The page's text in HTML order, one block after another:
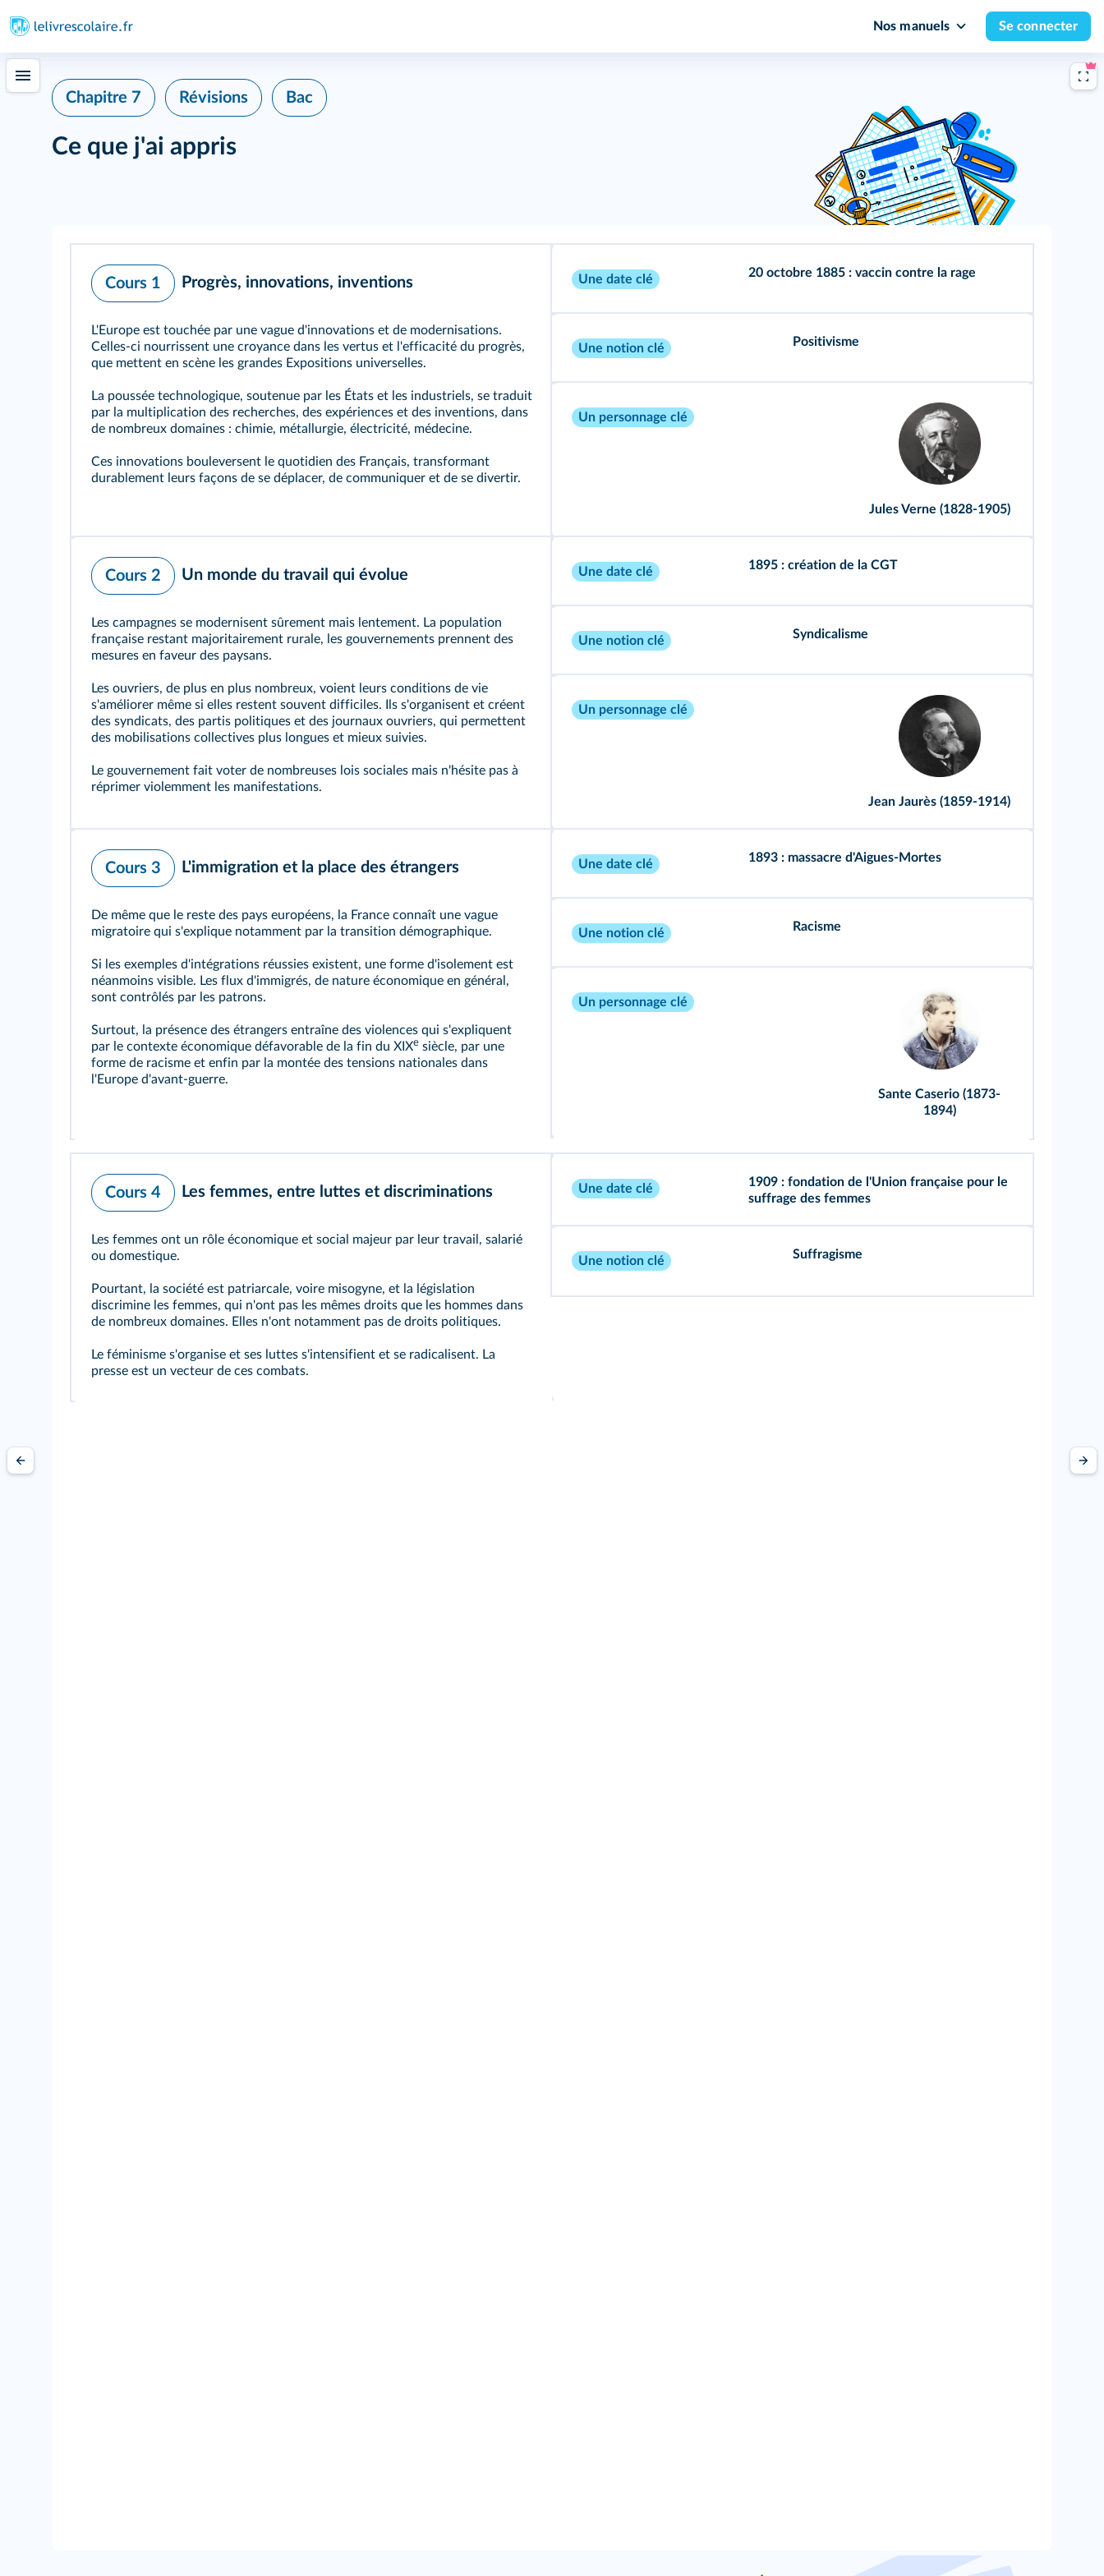
Nos manuels Se connecter
Chapitre 7 Révisions Bac
Ce que j'ai appris
Cours 1 Progrès, innovations, inventions
L'Europe est touchée par une vague d'innovations et de modernisations.
Celles‑ci nourrissent une croyance dans les vertus et l'efficacité du progrès,
que mettent en scène les grandes Expositions universelles.
La poussée technologique, soutenue par les États et les industriels, se traduit
par la multiplication des recherches, des expériences et des inventions, dans
de nombreux domaines : chimie, métallurgie, électricité, médecine.
Ces innovations bouleversent le quotidien des Français, transformant
durablement leurs façons de se déplacer, de communiquer et de se divertir.
Une date clé 20 octobre 1885 : vaccin contre la rage
Une notion clé Positivisme
Un personnage clé
Jules Verne (1828-1905)
Cours 2 Un monde du travail qui évolue
Les campagnes se modernisent sûrement mais lentement. La population
française restant majoritairement rurale, les gouvernements prennent des
mesures en faveur des paysans.
Les ouvriers, de plus en plus nombreux, voient leurs conditions de vie
s'améliorer même si elles restent souvent difficiles. Ils s'organisent et créent
des syndicats, des partis politiques et des journaux ouvriers, qui permettent
des mobilisations collectives plus longues et mieux suivies.
Le gouvernement fait voter de nombreuses lois sociales mais n'hésite pas à
réprimer violemment les manifestations.
Une date clé 1895 : création de la CGT
Une notion clé Syndicalisme
Un personnage clé
Jean Jaurès (1859-1914)
Cours 3 L'immigration et la place des étrangers
De même que le reste des pays européens, la France connaît une vague
migratoire qui s'explique notamment par la transition démographique.
Si les exemples d'intégrations réussies existent, une forme d'isolement est
néanmoins visible. Les flux d'immigrés, de nature économique en général,
sont contrôlés par les patrons.
Surtout, la présence des étrangers entraîne des violences qui s'expliquent
par le contexte économique défavorable de la fin du XIXe siècle, par une
forme de racisme et enfin par la montée des tensions nationales dans
l'Europe d'avant‑guerre.
Une date clé 1893 : massacre d'Aigues‑Mortes
Une notion clé Racisme
Un personnage clé
Sante Caserio (1873-
1894)
Cours 4 Les femmes, entre luttes et discriminations
Les femmes ont un rôle économique et social majeur par leur travail, salarié
ou domestique.
Pourtant, la société est patriarcale, voire misogyne, et la législation
discrimine les femmes, qui n'ont pas les mêmes droits que les hommes dans
de nombreux domaines. Elles n'ont notamment pas de droits politiques.
Le féminisme s'organise et ses luttes s'intensifient et se radicalisent. La
presse est un vecteur de ces combats.
Une date clé
1909 : fondation de l'Union française pour le
suffrage des femmes
Une notion clé Suffragisme